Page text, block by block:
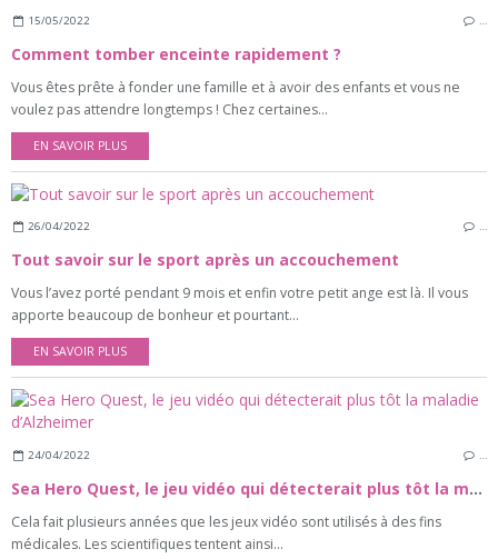
15/05/2022
Comment tomber enceinte rapidement ?
Vous êtes prête à fonder une famille et à avoir des enfants et vous ne
voulez pas attendre longtemps ! Chez certaines...
EN SAVOIR PLUS
26/04/2022 …
Tout savoir sur le sport après un accouchement
Vous l’avez porté pendant 9 mois et enfin votre petit ange est là. Il vous
apporte beaucoup de bonheur et pourtant...
EN SAVOIR PLUS
24/04/2022 …
Sea Hero Quest, le jeu vidéo qui détecterait plus tôt la maladie d’Alzheimer
Cela fait plusieurs années que les jeux vidéo sont utilisés à des fins
médicales. Les scientifiques tentent ainsi...